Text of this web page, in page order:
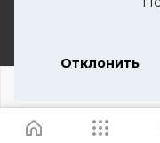
Отклонить
разрешения